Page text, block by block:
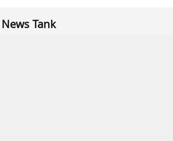
News Tank